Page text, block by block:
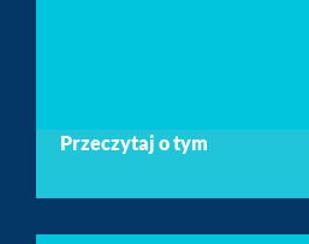
Przeczytaj o tym